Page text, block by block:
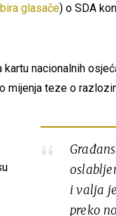
glasače) o SDA
nacionalnih
mijenja teze o
i valja
preko